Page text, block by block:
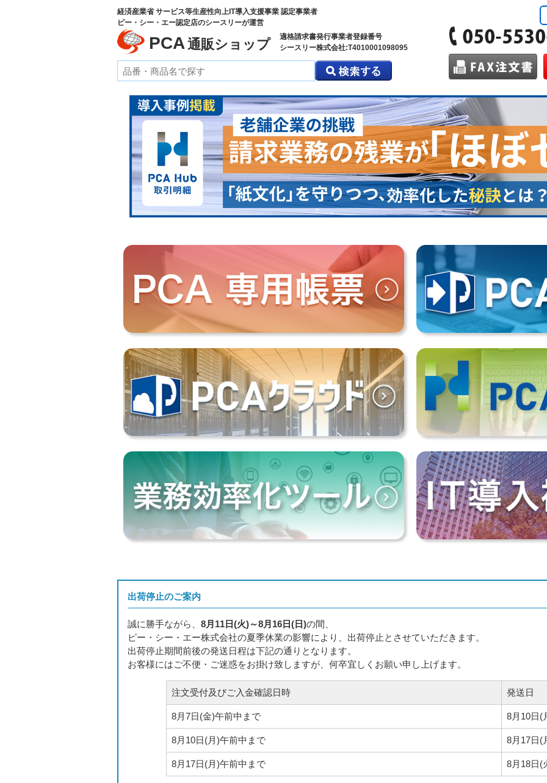
経済産業省 サービス等生産性向上IT導入支援事業 認定事業者
ピー・シー・エー認定店のシースリーが運営
PCA 通販ショップ
適格請求書発行事業者登録番号
シースリー株式会社:T4010001098095
出荷停止のご案内
誠に勝手ながら、 8月11日(火)～8月16日(日)の間、
ピー・シー・エー株式会社の夏季休業の影響により、出荷停止とさせていただきます。
出荷停止期間前後の発送日程は下記の通りとなります。
お客様にはご不便・ご迷惑をお掛け致しますが、何卒宜しくお願い申し上げます。
注文受付及びご入金確認日時 発送日
8月7日(金)午前中まで 8月10日(
8月10日(月)午前中まで 8月17日(
8月17日(月)午前中まで 8月18日(